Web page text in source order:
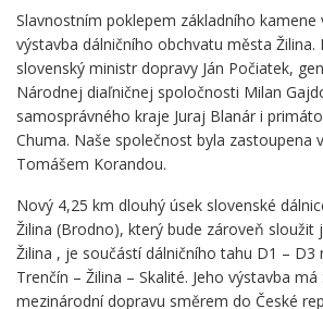
Slavnostním poklepem základního
výstavba dálničního obchvatu města Žilina.
slovenský ministr dopravy Ján Počiatek,
Národnej diaľničnej spoločnosti Milan
samosprávného kraje Juraj Blanár i
Chuma. Naše společnost byla zastoupena
Tomášem Korandou.
Nový 4,25 km dlouhý úsek slovenské
Žilina (Brodno), který bude zároveň sloužit
Žilina , je součástí dálničního tahu D1 – D3
Trenčín – Žilina – Skalité. Jeho výstavba
mezinárodní dopravu směrem do České